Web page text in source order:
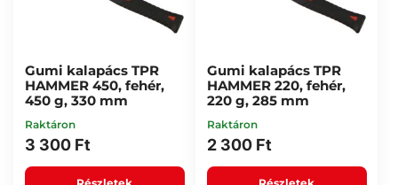
Gumi kalapács TPR
HAMMER 450, fehér,
450 g, 330 mm
Raktáron
3 300 Ft
Gumi kalapács TPR
HAMMER 220, fehér,
220 g, 285 mm
Raktáron
2 300 Ft